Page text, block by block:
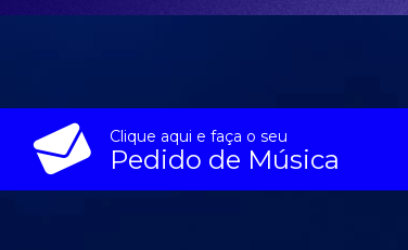
Clique aqui e faça o seu
Pedido de Música